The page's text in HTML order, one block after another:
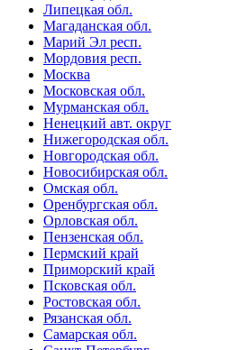
Липецкая обл.
Магаданская обл.
Марий Эл респ.
Мордовия респ.
Москва
Московская обл.
Мурманская обл.
Ненецкий авт. округ
Нижегородская обл.
Новгородская обл.
Новосибирская обл.
Омская обл.
Оренбургская обл.
Орловская обл.
Пензенская обл.
Пермский край
Приморский край
Псковская обл.
Ростовская обл.
Рязанская обл.
Самарская обл.